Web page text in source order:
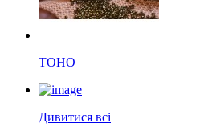
TOHO
Дивитися всі